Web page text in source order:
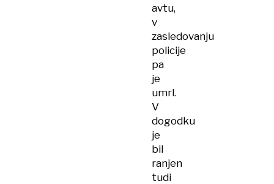
avtu,
v
zasledovanju
policije
pa
je
umrl.
V
dogodku
je
bil
ranjen
tudi